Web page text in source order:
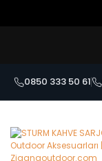
0850 333 50 61